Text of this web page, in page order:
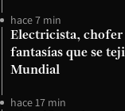
hace 7 min
Electricista, chofer
fantasías que se
Mundial
hace 17 min